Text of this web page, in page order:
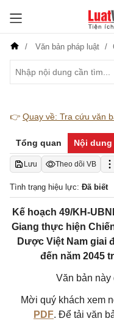
Văn bản pháp luật
👉 Quay về: Tra cứu văn
Tổng quan Nội dung
Lưu Theo dõi VB
Tình trạng hiệu lực: Đã biết
Kế hoạch 49/KH-
Giang thực hiện
Dược Việt Nam giai
đến năm 2045
Văn bản này
Mời quý khách xem
PDF. Để tải văn